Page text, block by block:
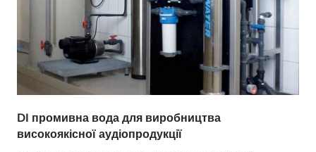
DI промивна вода для виробництва
високоякісної аудіопродукції